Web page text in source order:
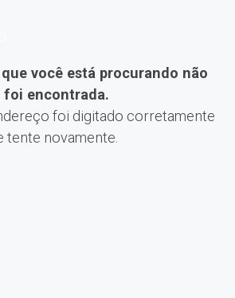
você está procurando não
foi encontrada.
foi digitado corretamente
tente novamente.